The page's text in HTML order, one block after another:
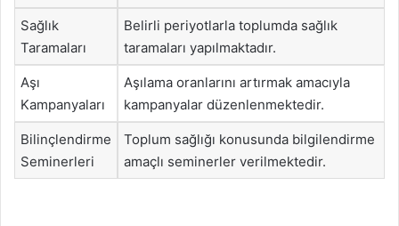
Sağlık
Taramaları
Belirli periyotlarla toplumda sağlık
taramaları yapılmaktadır.
Aşı
Kampanyaları
Aşılama oranlarını artırmak amacıyla
kampanyalar düzenlenmektedir.
Bilinçlendirme
Seminerleri
Toplum sağlığı konusunda bilgilendirme
amaçlı seminerler verilmektedir.